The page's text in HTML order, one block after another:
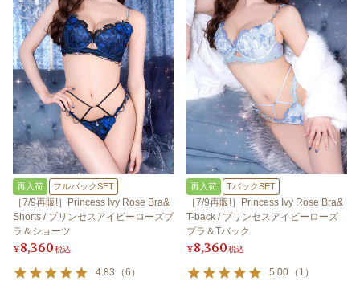
再入荷 フルバックSET
［7/9再販!］Princess Ivy Rose Bra&
Shorts / プリンセスアイビーローズブ
ラ＆ショーツ
¥8,360税込
4.83 （6 ）
再入荷 TバックSET
［7/9再販!］Princess Ivy Rose Bra&
T-back / プリンセスアイビーローズ
ブラ＆Tバック
¥8,360税込
5.00 （ 1 ）